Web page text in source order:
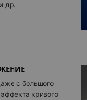
др.
с большого
кривого